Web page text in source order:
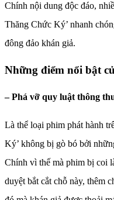
Chính nội dung độc đáo,
Thăng Chức Ký’ nhanh
đông đảo khán giả.
Những điểm nổi bật
– Phá vỡ quy luật thông
Là thể loại phim phát hành
Ký’ không bị gò bó bởi
Chính vì thế mà phim bị coi
duyệt bắt cắt chỗ này, thêm